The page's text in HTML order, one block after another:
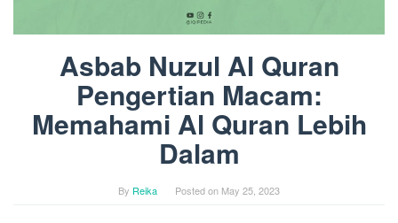
Asbab Nuzul Al Quran
Pengertian Macam:
Memahami Al Quran Lebih
Dalam
By Reika Posted on May 25, 2023